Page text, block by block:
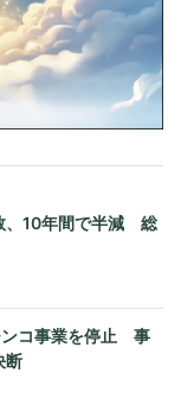
、10年間で半減 総
ンコ事業を停止 事
断